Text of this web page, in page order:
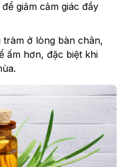
giảm cảm giác đầy
tràm ở lòng bàn chân,
ấm hơn, đặc biệt khi